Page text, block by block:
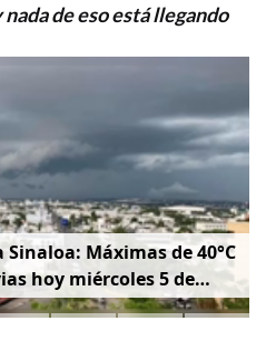
de eso está llegando
Sinaloa: Máximas de 40°C
hoy miércoles 5 de